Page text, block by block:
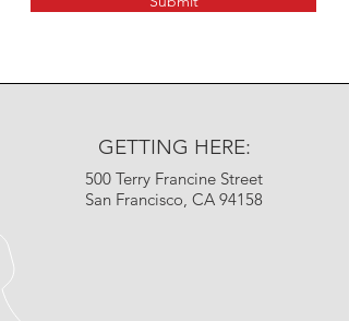
GETTING HERE:
500 Terry Francine Street
San Francisco, CA 94158